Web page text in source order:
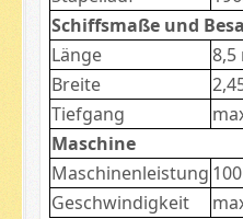
Schiffsmaße und
Länge
8,5
Breite
Tiefgang
Maschine
Maschinenleistung
Geschwindigkeit